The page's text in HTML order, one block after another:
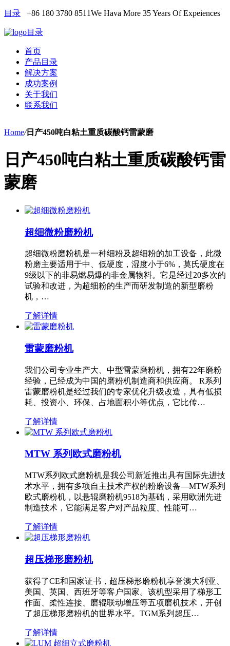
目录 +86 180 3780 8511We Hava More 35 Years Of Expeiences
目录
首页
产品目录
解决方案
成功案例
关于我们
联系我们
Home/日产450吨白粘土重质碳酸钙雷蒙磨
日产450吨白粘土重质碳酸钙雷
蒙磨
超细微粉磨粉机
超细微粉磨粉机是一种细粉及超细粉的加工设备，此微
粉磨主要适用于中、低硬度，湿度小于6%，莫氏硬度在
9级以下的非易燃易爆的非金属物料。它是经过20多次的
试验和改进，为超细粉的生产而研发制造的新型磨粉
机，…
了解详情
雷蒙磨粉机
我们公司专业生产大、中型雷蒙磨粉机，拥有22年磨粉
经验，已经成为中国的磨粉机制造商和供应商。 R系列
雷蒙磨粉机是经过我们的专家优化升级改造，具有低损
耗、投资小、环保、占地面积小等优点，它比传…
了解详情
MTW 系列欧式磨粉机
MTW系列欧式磨粉机是我公司新近推出具有国际先进技
术水平，拥有多项自主技术产权的粉磨设备—MTW系列
欧式磨粉机，以悬辊磨粉机9518为基础，采用欧洲先进
制造技术，它能满足客户对产品粒度、性能可…
了解详情
超压梯形磨粉机
获得了CE和国家证书，超压梯形磨粉机享誉澳大利亚、
美国、英国、西班牙等客户国家。该机型采用了梯形工
作面、柔性连接、磨辊联动增压等五项磨机技术，开创
了超压梯形磨粉机的世界水平。TGM系列超压…
了解详情